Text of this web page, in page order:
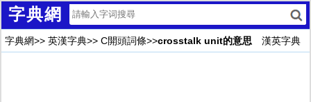
字典網
字典網>> 英漢字典>> C開頭詞條>>crosstalk unit的意思 漢英字典